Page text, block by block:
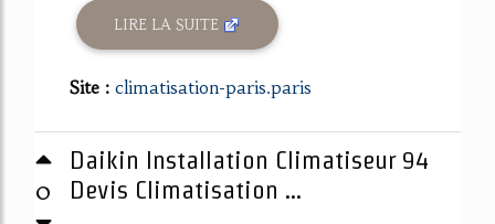
LIRE LA SUITE
Site : climatisation-paris.paris
0
Daikin Installation Climatiseur 94
Devis Climatisation ...